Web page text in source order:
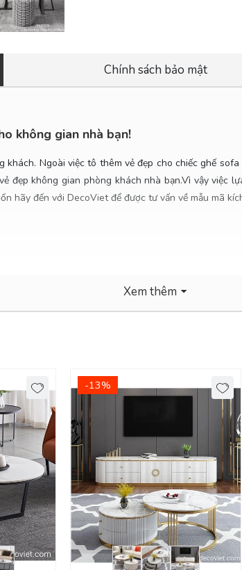
Chính sách bảo mật
không gian nhà bạn!
Ngoài việc tô thêm vẻ đẹp cho chiếc ghế
đẹp không gian phòng khách nhà bạn.Vì vậy
hãy đến với DecoViet để được tư vấn về mẫu mã
đình, bàn trà mang đến sự sang trọng và thể
đại sẽ giúp bạn tiết kiệm nhiều chi phí mua sắm
chịu nước cao).
Xem thêm
-13%